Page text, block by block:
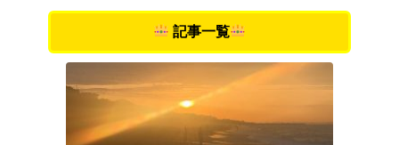
記事一覧